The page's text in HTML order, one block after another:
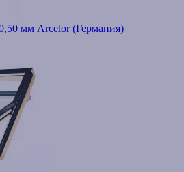
мм Arcelor (Германия)